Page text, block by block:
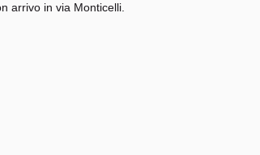
arrivo in via Monticelli.